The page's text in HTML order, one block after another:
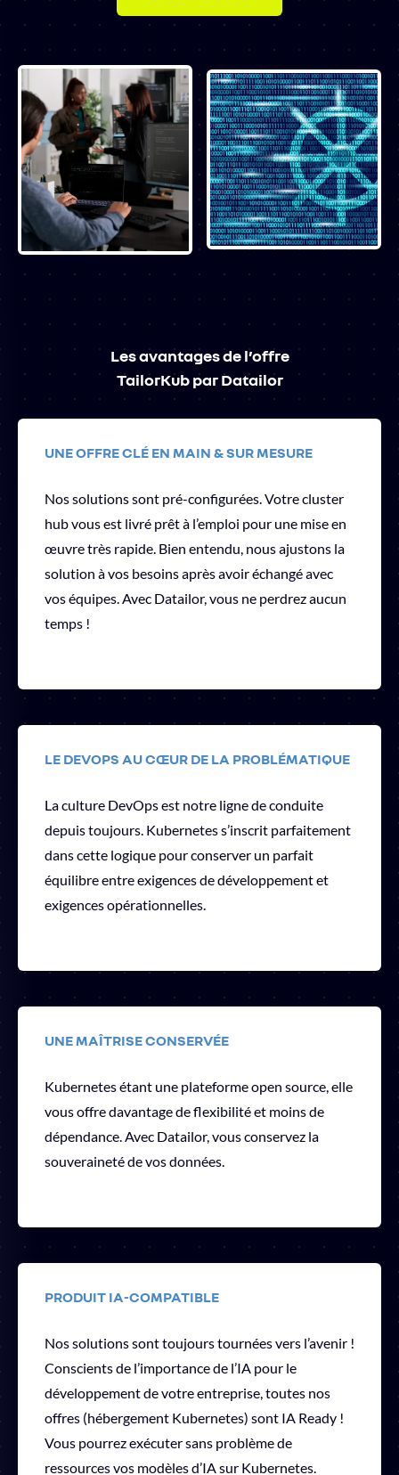
Les avantages de l’offre
TailorKub par Datailor
UNE OFFRE CLÉ EN MAIN & SUR MESURE
Nos solutions sont pré-configurées. Votre cluster
hub vous est livré prêt à l’emploi pour une mise en
œuvre très rapide. Bien entendu, nous ajustons la
solution à vos besoins après avoir échangé avec
vos équipes. Avec Datailor, vous ne perdrez aucun
temps !
LE DEVOPS AU CŒUR DE LA PROBLÉMATIQUE
La culture DevOps est notre ligne de conduite
depuis toujours. Kubernetes s’inscrit parfaitement
dans cette logique pour conserver un parfait
équilibre entre exigences de développement et
exigences opérationnelles.
UNE MAÎTRISE CONSERVÉE
Kubernetes étant une plateforme open source, elle
vous offre davantage de flexibilité et moins de
dépendance. Avec Datailor, vous conservez la
souveraineté de vos données.
PRODUIT IA-COMPATIBLE
Nos solutions sont toujours tournées vers l’avenir !
Conscients de l’importance de l’IA pour le
développement de votre entreprise, toutes nos
offres (hébergement Kubernetes) sont IA Ready !
Vous pourrez exécuter sans problème de
ressources vos modèles d’IA sur Kubernetes.